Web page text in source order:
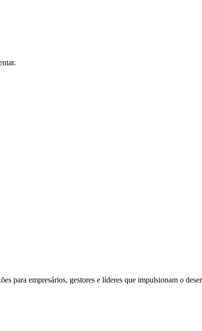
para empresários, gestores e líderes que impulsionam o